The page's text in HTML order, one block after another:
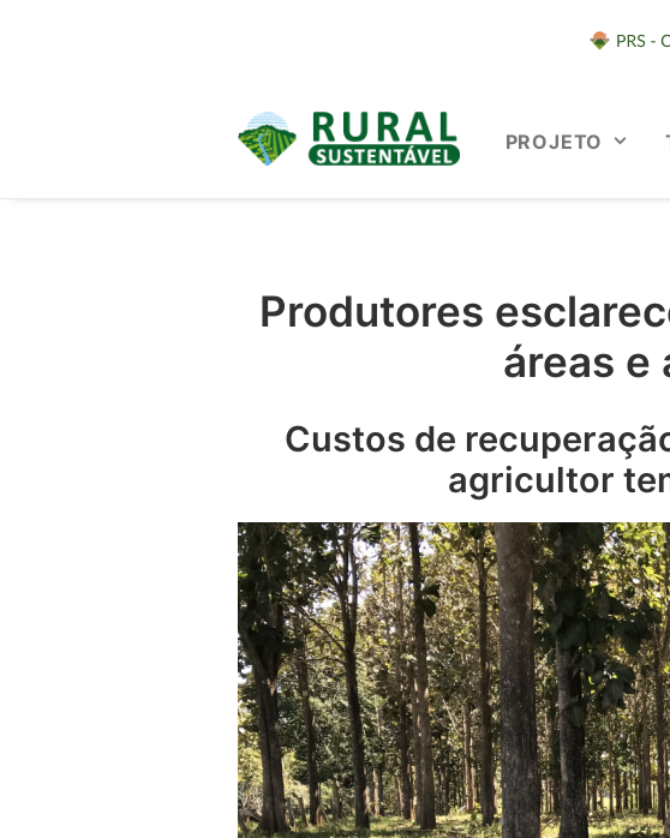
PROJETO
Produtores
áreas e
Custos de
agricultor